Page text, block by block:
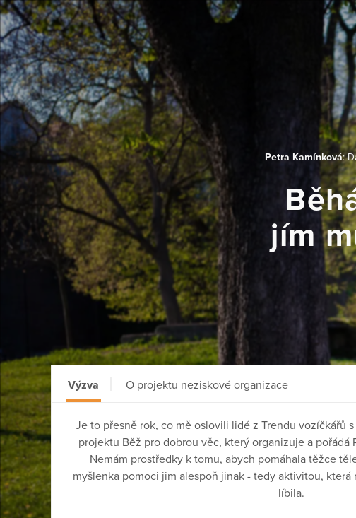
Petra Kamínková:
jím
Výzva O projektu neziskové organizace
Je to přesně rok, co mě oslovili lidé z Trendu vozíčkářů
projektu Běž pro dobrou věc, který organizuje a pořádá
Nemám prostředky k tomu, abych pomáhala těžce
myšlenka pomoci jim alespoň jinak - tedy aktivitou, která
líbila.